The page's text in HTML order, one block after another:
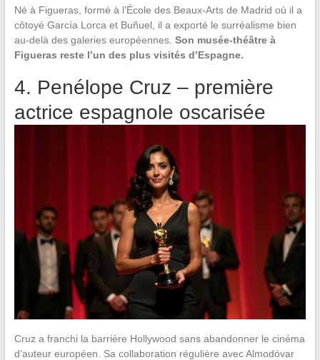
Né à Figueras, formé à l’École des Beaux-Arts de Madrid où il a
côtoyé García Lorca et Buñuel, il a exporté le surréalisme bien
au-delà des galeries européennes. Son musée-théâtre à
Figueras reste l’un des plus visités d’Espagne.
4. Penélope Cruz – première
actrice espagnole oscarisée
Cruz a franchi la barrière Hollywood sans abandonner le cinéma
d’auteur européen. Sa collaboration régulière avec Almodóvar